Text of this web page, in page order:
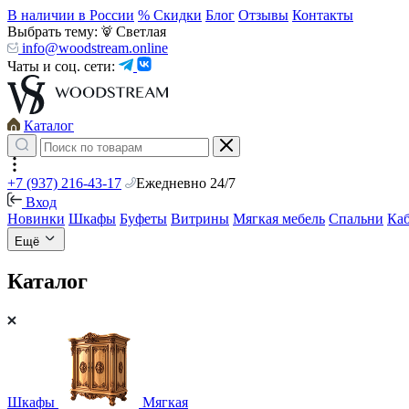
В наличии в России % Скидки Блог Отзывы Контакты
Выбрать тему:
Светлая
info@woodstream.online
Чаты и соц. сети:
Каталог
+7 (937) 216-43-17
Ежедневно 24/7
Вход
Новинки Шкафы Буфеты Витрины Мягкая мебель Спальни
Ещё
Каталог
Шкафы Мягкая